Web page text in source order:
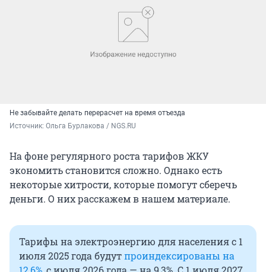
Не забывайте делать перерасчет на время отъезда
Источник: Ольга Бурлакова / NGS.RU
На фоне регулярного роста тарифов ЖКУ
экономить становится сложно. Однако есть
некоторые хитрости, которые помогут сберечь
деньги. О них расскажем в нашем материале.
Тарифы на электроэнергию для населения с 1
июля 2025 года будутпроиндексированы на